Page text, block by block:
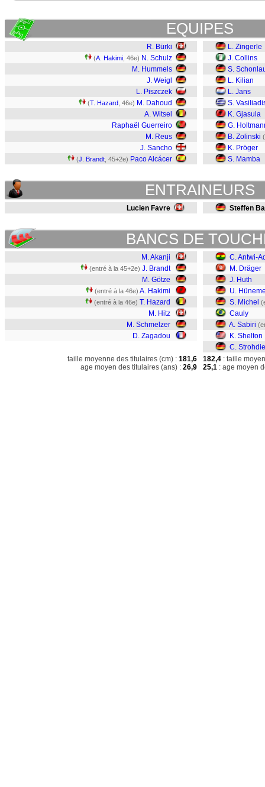
EQUIPES
R. Bürki
(A. Hakimi , 46e) N. Schulz
M. Hummels
J. Weigl
L. Piszczek
(T. Hazard , 46e) M. Dahoud
A. Witsel
Raphaël Guerreiro
M. Reus
J. Sancho
(J. Brandt , 45+2e) Paco Alcácer
L. Zingerle
J. Collins
S.
L. Kilian
L. Jans
S.
K. Gjasula
G.
B. Zolinski (
K. Pröger
S. Mamba
ENTRAINEURS
Lucien Favre Steffen
BANCS DE
M. Akanji
(entré à la 45+2e) J. Brandt
M. Götze
(entré à la 46e) A. Hakimi
(entré à la 46e) T. Hazard
M. Hitz
M. Schmelzer
D. Zagadou
C. Antwi-
M. Dräger
J. Huth
U.
S. Michel
Cauly
A. Sabiri
K. Shelton
C.
taille moyenne des titulaires (cm) : 181,6
age moyen des titulaires (ans) : 26,9
182,4 : taille
25,1 : age moyen